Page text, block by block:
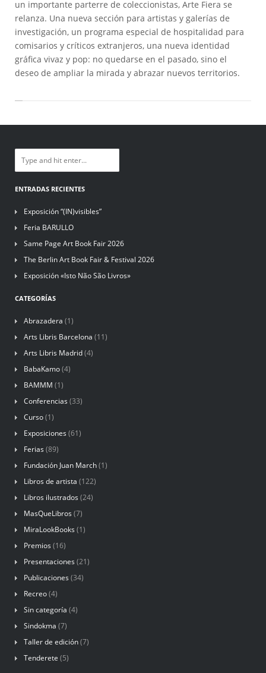
un importante parterre de coleccionistas, Arte Fiera se
relanza. Una nueva sección para artistas y galerías de
investigación, un programa especial de hospitalidad para
comisarios y críticos extranjeros, una nueva identidad
gráfica vivaz y pop: no quedarse en el pasado, sino el
deseo de ampliar la mirada y abrazar nuevos territorios.
ENTRADAS RECIENTES
Exposición “(IN)visibles”
Feria BARULLO
Same Page Art Book Fair 2026
The Berlin Art Book Fair & Festival 2026
Exposición «Isto Não São Livros»
CATEGORÍAS
Abrazadera (1)
Arts Libris Barcelona (11)
Arts Libris Madrid(4)
BabaKamo(4)
BAMMM (1)
Conferencias (33)
Curso(1)
Exposiciones (61)
Ferias (89)
Fundación Juan March(1)
Libros de artista (122)
Libros ilustrados (24)
MasQueLibros (7)
MiraLookBooks (1)
Premios (16)
Presentaciones (21)
Publicaciones (34)
Recreo(4)
Sin categoría (4)
Sindokma (7)
Taller de edición(7)
Tenderete (5)